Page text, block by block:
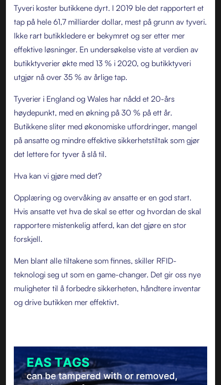
Tyveri koster butikkene dyrt. I 2019 ble det rapportert et
tap på hele 61,7 milliarder dollar, mest på grunn av tyveri.
Ikke rart butikkledere er bekymret og ser etter mer
effektive løsninger. En undersøkelse viste at verdien av
butikktyverier økte med 13 % i 2020, og butikktyveri
utgjør nå over 35 % av årlige tap.
Tyverier i England og Wales har nådd et 20-års
høydepunkt, med en økning på 30 % på ett år.
Butikkene sliter med økonomiske utfordringer, mangel
på ansatte og mindre effektive sikkerhetstiltak som gjør
det lettere for tyver å slå til.
Hva kan vi gjøre med det?
Opplæring og overvåking av ansatte er en god start.
Hvis ansatte vet hva de skal se etter og hvordan de skal
rapportere mistenkelig atferd, kan det gjøre en stor
forskjell.
Men blant alle tiltakene som finnes, skiller RFID-
teknologi seg ut som en game-changer. Det gir oss nye
muligheter til å forbedre sikkerheten, håndtere inventar
og drive butikken mer effektivt.